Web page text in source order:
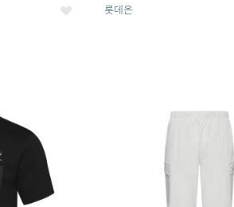
좋 롯데온